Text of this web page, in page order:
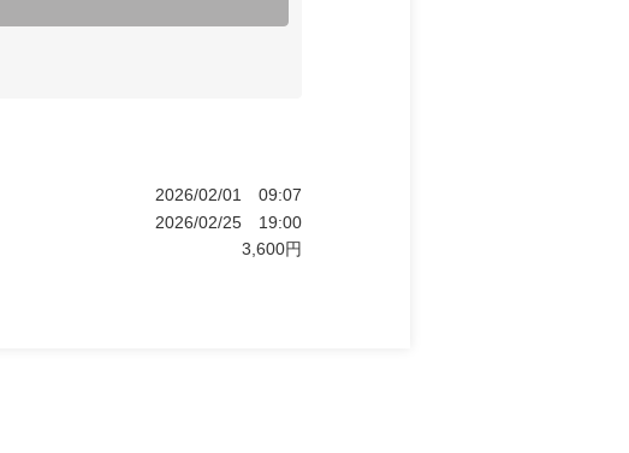
2026/02/01
09:07
2026/02/25
19:00
3,600円